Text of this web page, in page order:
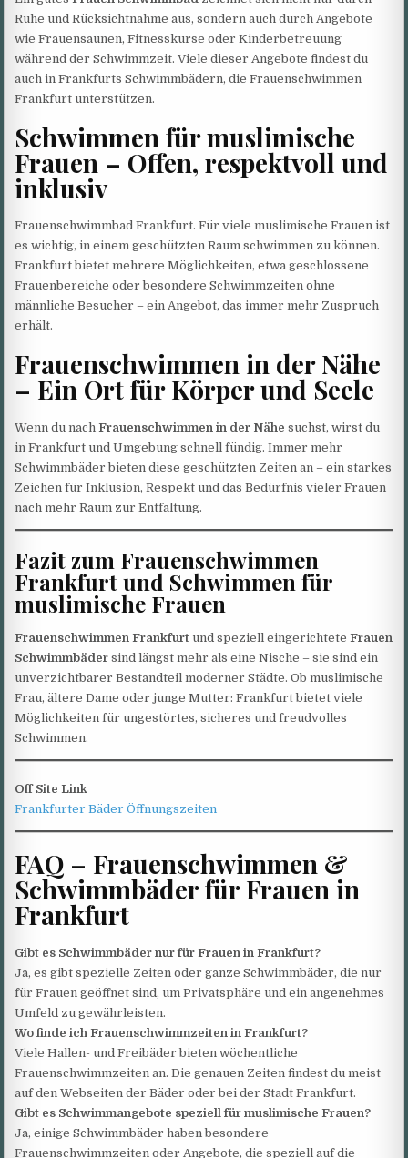
Ruhe und Rücksichtnahme aus, sondern auch durch Angebote
wie Frauensaunen, Fitnesskurse oder Kinderbetreuung
während der Schwimmzeit. Viele dieser Angebote findest du
auch in Frankfurts Schwimmbädern, die Frauenschwimmen
Frankfurt unterstützen.
Schwimmen für muslimische
Frauen – Offen, respektvoll und
inklusiv
Frauenschwimmbad Frankfurt. Für viele muslimische Frauen ist
es wichtig, in einem geschützten Raum schwimmen zu können.
Frankfurt bietet mehrere Möglichkeiten, etwa geschlossene
Frauenbereiche oder besondere Schwimmzeiten ohne
männliche Besucher – ein Angebot, das immer mehr Zuspruch
erhält.
Frauenschwimmen in der Nähe
– Ein Ort für Körper und Seele
Wenn du nachFrauenschwimmen in der Nähe suchst, wirst du
in Frankfurt und Umgebung schnell fündig. Immer mehr
Schwimmbäder bieten diese geschützten Zeiten an – ein starkes
Zeichen für Inklusion, Respekt und das Bedürfnis vieler Frauen
nach mehr Raum zur Entfaltung.
Fazit zum Frauenschwimmen
Frankfurt und Schwimmen für
muslimische Frauen
Frauenschwimmen Frankfurt und speziell eingerichteteFrauen
Schwimmbäder sind längst mehr als eine Nische – sie sind ein
unverzichtbarer Bestandteil moderner Städte. Ob muslimische
Frau, ältere Dame oder junge Mutter: Frankfurt bietet viele
Möglichkeiten für ungestörtes, sicheres und freudvolles
Schwimmen.
Off Site Link
Frankfurter Bäder Öffnungszeiten
FAQ – Frauenschwimmen &
Schwimmbäder für Frauen in
Frankfurt
Gibt es Schwimmbäder nur für Frauen in Frankfurt?
Ja, es gibt spezielle Zeiten oder ganze Schwimmbäder, die nur
für Frauen geöffnet sind, um Privatsphäre und ein angenehmes
Umfeld zu gewährleisten.
Wo finde ich Frauenschwimmzeiten in Frankfurt?
Viele Hallen- und Freibäder bieten wöchentliche
Frauenschwimmzeiten an. Die genauen Zeiten findest du meist
auf den Webseiten der Bäder oder bei der Stadt Frankfurt.
Gibt es Schwimmangebote speziell für muslimische Frauen?
Ja, einige Schwimmbäder haben besondere
Frauenschwimmzeiten oder Angebote, die speziell auf die